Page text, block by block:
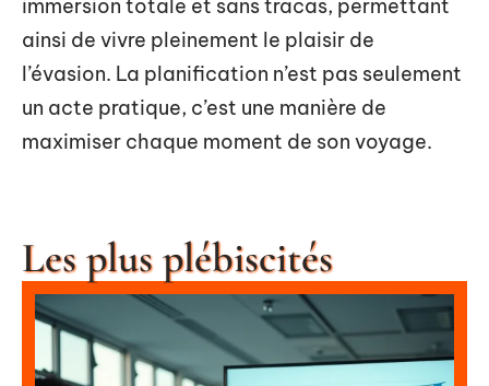
immersion totale et sans tracas, permettant
ainsi de vivre pleinement le plaisir de
l’évasion. La planification n’est pas seulement
un acte pratique, c’est une manière de
maximiser chaque moment de son voyage.
Les plus plébiscités